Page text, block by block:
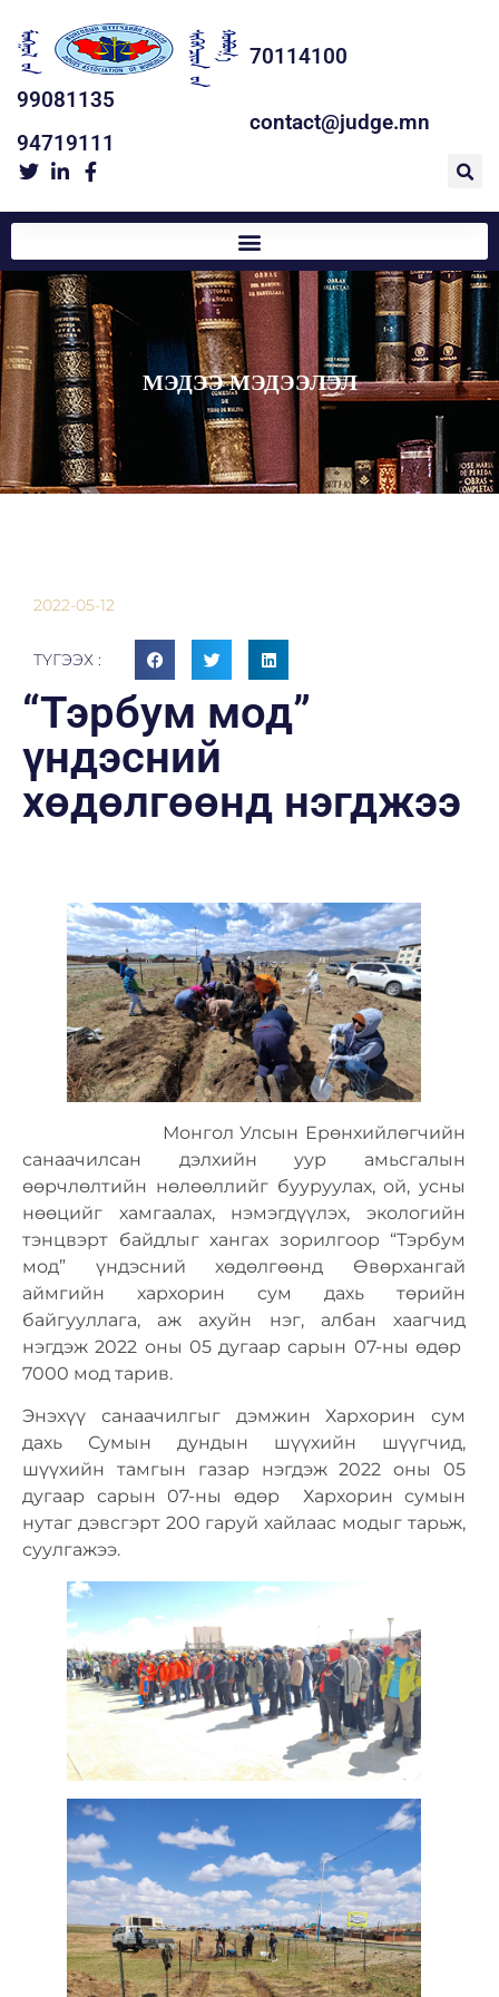
70114100
99081135
94719111
contact@judge.mn
МЭДЭЭ МЭДЭЭЛЭЛ
2022-05-12
ТҮГЭЭХ :
“Тэрбум мод”
үндэсний
хөдөлгөөнд нэгджээ
Монгол Улсын Ерөнхийлөгчийн
санаачилсан дэлхийн уур амьсгалын
өөрчлөлтийн нөлөөллийг бууруулах, ой, усны
нөөцийг хамгаалах, нэмэгдүүлэх, экологийн
тэнцвэрт байдлыг хангах зорилгоор “Тэрбум
мод” үндэсний хөдөлгөөнд Өвөрхангай
аймгийн хархорин сум дахь төрийн
байгууллага, аж ахуйн нэг, албан хаагчид
нэгдэж 2022 оны 05 дугаар сарын 07-ны өдөр
7000 мод тарив.
Энэхүү санаачилгыг дэмжин Хархорин сум
дахь Сумын дундын шүүхийн шүүгчид,
шүүхийн тамгын газар нэгдэж 2022 оны 05
дугаар сарын 07-ны өдөр Хархорин сумын
нутаг дэвсгэрт 200 гаруй хайлаас модыг тарьж,
суулгажээ.